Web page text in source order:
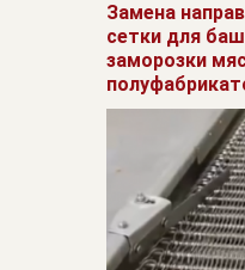
Замена
сетки для
заморозки